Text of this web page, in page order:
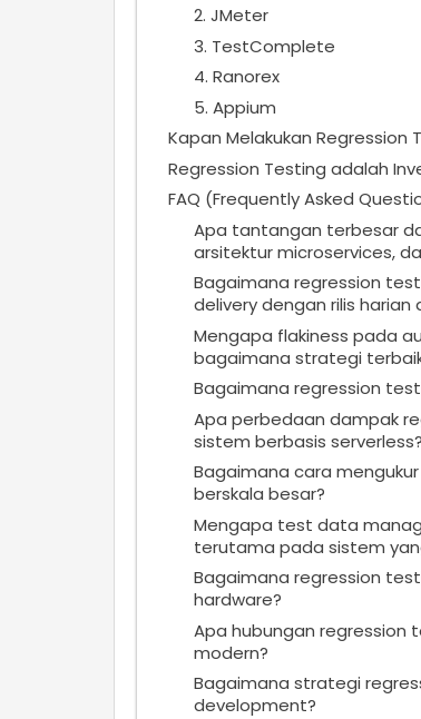
2. JMeter
3. TestComplete
4. Ranorex
5. Appium
Kapan Melakukan Regression
Regression Testing adalah
FAQ (Frequently Asked
Apa tantangan terbesar
arsitektur microservices,
Bagaimana regression
delivery dengan rilis
Mengapa flakiness pada
bagaimana strategi
Bagaimana regression
Apa perbedaan dampak
sistem berbasis serverless?
Bagaimana cara
berskala besar?
Mengapa test data
terutama pada sistem
Bagaimana regression
hardware?
Apa hubungan regression
modern?
Bagaimana strategi
development?